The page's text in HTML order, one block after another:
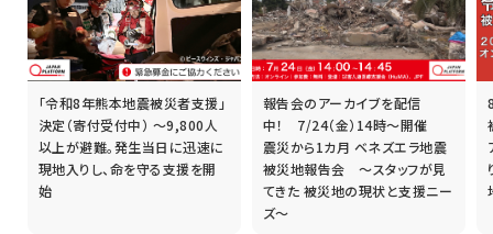
「令和8年熊本地震被災者支援」
決定（寄付受付中） ～9,800人
以上が避難。発生当日に迅速に
現地入りし、命を守る支援を開
始
報告会のアーカイブを配信
中！ 7/24（金）14時～開催
震災から1カ月 ベネズエラ地震
被災地報告会 ～スタッフが見
てきた 被災地の現状と支援ニー
ズ～